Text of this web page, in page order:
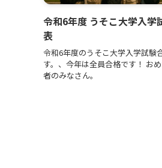
令和6年度 うそこ大学入学
表
令和6年度のうそこ大学入学試験
す。、今年は全員合格です！ お
者のみなさん。